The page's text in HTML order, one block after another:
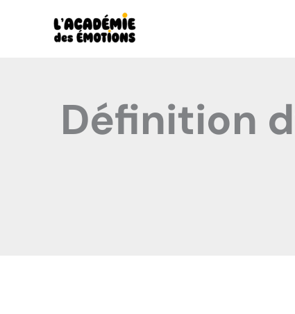
Définition